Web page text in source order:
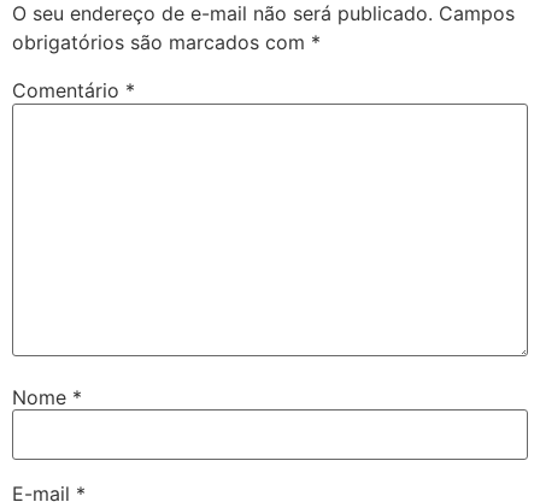
O seu endereço de e-mail não será publicado. Campos
obrigatórios são marcados com *
Comentário *
Nome *
E-mail *